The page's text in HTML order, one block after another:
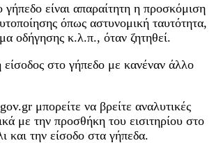
γήπεδο είναι απαραίτητη η προσκόμιση
όπως αστυνομική ταυτότητα,
οδήγησης κ.λ.π., όταν ζητηθεί.
είσοδος στο γήπεδο με κανέναν άλλο
μπορείτε να βρείτε αναλυτικές
με την προσθήκη του εισιτηρίου στο
και την είσοδο στα γήπεδα.